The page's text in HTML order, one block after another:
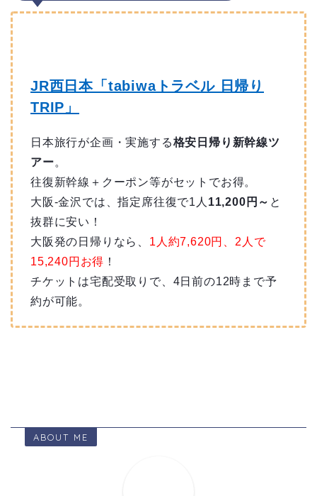
JR西日本「tabiwaトラベル 日帰り
TRIP」
日本旅行が企画・実施する格安日帰り新幹線ツ
アー。
往復新幹線＋クーポン等がセットでお得。
大阪-金沢では、指定席往復で1人 11,200円～ と
抜群に安い！
大阪発の日帰りなら、 1人約7,620円、2人で
15,240円お得 ！
チケットは宅配受取りで、4日前の12時まで予
約が可能。
ABOUT ME